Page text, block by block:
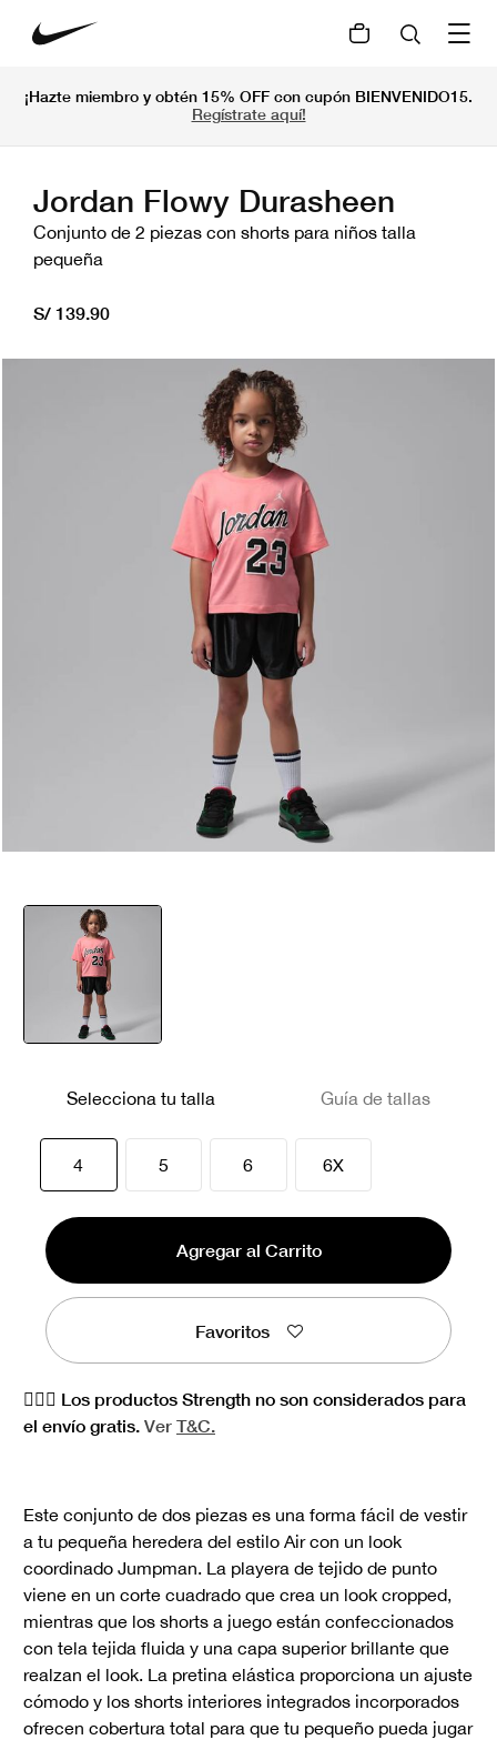
¡Hazte miembro y obtén 15% OFF con cupón BIENVENIDO15.
Regístrate aquí!
Jordan Flowy Durasheen
Conjunto de 2 piezas con shorts para niños talla
pequeña
S/ 139.90
Selecciona tu talla Guía de tallas
4seleccionado
5 6 6X
Agregar al Carrito
Favoritos
🏋🏻‍♀️ Los productos Strength no son considerados para
el envío gratis. Ver T&C.
Este conjunto de dos piezas es una forma fácil de vestir
a tu pequeña heredera del estilo Air con un look
coordinado Jumpman. La playera de tejido de punto
viene en un corte cuadrado que crea un look cropped,
mientras que los shorts a juego están confeccionados
con tela tejida fluida y una capa superior brillante que
realzan el look. La pretina elástica proporciona un ajuste
cómodo y los shorts interiores integrados incorporados
ofrecen cobertura total para que tu pequeño pueda jugar